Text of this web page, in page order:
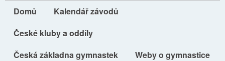
Domů
Kalendář závodů
České kluby a oddíly
Česká základna gymnastek
Weby o gymnastice